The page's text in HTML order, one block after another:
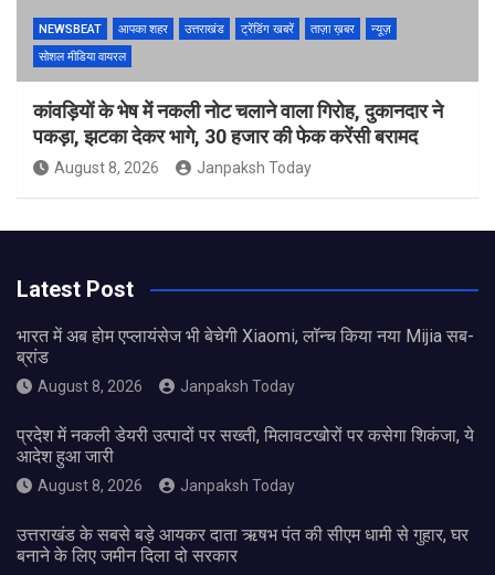
NEWSBEAT आपका शहर उत्तराखंड ट्रेंडिंग खबरें ताज़ा ख़बर
न्यूज़
सोशल मीडिया वायरल
कांवड़ियों के भेष में नकली नोट चलाने वाला गिरोह, दुकानदार ने
पकड़ा, झटका देकर भागे, 30 हजार की फेक करेंसी बरामद
August 8, 2026 Janpaksh Today
Latest Post
भारत में अब होम एप्लायंसेज भी बेचेगी Xiaomi, लॉन्च किया नया Mijia सब-
ब्रांड
August 8, 2026 Janpaksh Today
प्रदेश में नकली डेयरी उत्पादों पर सख्ती, मिलावटखोरों पर कसेगा शिकंजा, ये
आदेश हुआ जारी
August 8, 2026 Janpaksh Today
उत्तराखंड के सबसे बड़े आयकर दाता ऋषभ पंत की सीएम धामी से गुहार, घर
बनाने के लिए जमीन दिला दो सरकार